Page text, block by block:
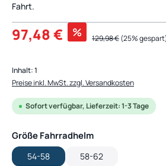
Fahrt.
Verkaufspreis:
97,48 € % Regulärer Preis:
129,98 €(25%
Inhalt:1
Preise inkl. MwSt. zzgl. Versandkosten
Sofort verfügbar, Lieferzeit: 1-3 Tage
Größe Fahrradhelmauswählen
54-58 58-62